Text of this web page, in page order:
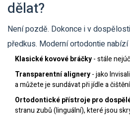
dělat?
Není pozdě. Dokonce i v
předkus. Moderní ortodontie
Klasické kovové bráčky- stále
Transparentní alignery- jako
a můžete je sundávat při jídle a
Ortodontické přístroje pro
stranu zubů (linguální), které jsou